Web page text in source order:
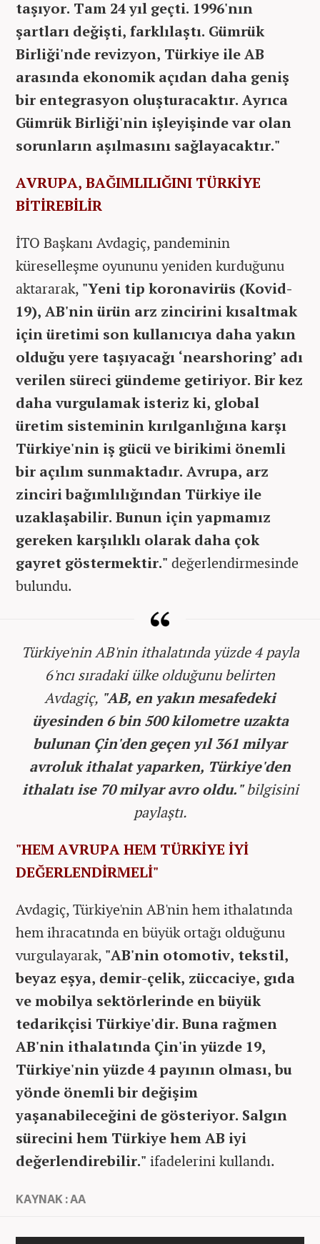
taşıyor. Tam 24 yıl geçti. 1996'nın
şartları değişti, farklılaştı. Gümrük
Birliği'nde revizyon, Türkiye ile AB
arasında ekonomik açıdan daha geniş
bir entegrasyon oluşturacaktır. Ayrıca
Gümrük Birliği'nin işleyişinde var olan
sorunların aşılmasını sağlayacaktır."
AVRUPA, BAĞIMLILIĞINI TÜRKİYE
BİTİREBİLİR
İTO Başkanı Avdagiç, pandeminin
küreselleşme oyununu yeniden kurduğunu
aktararak, "Yeni tip koronavirüs (Kovid-
19), AB'nin ürün arz zincirini kısaltmak
için üretimi son kullanıcıya daha yakın
olduğu yere taşıyacağı ‘nearshoring’ adı
verilen süreci gündeme getiriyor. Bir kez
daha vurgulamak isteriz ki, global
üretim sisteminin kırılganlığına karşı
Türkiye'nin iş gücü ve birikimi önemli
bir açılım sunmaktadır. Avrupa, arz
zinciri bağımlılığından Türkiye ile
uzaklaşabilir. Bunun için yapmamız
gereken karşılıklı olarak daha çok
gayret göstermektir." değerlendirmesinde
bulundu.
Türkiye'nin AB'nin ithalatında yüzde 4 payla
6'ncı sıradaki ülke olduğunu belirten
Avdagiç, "AB, en yakın mesafedeki
üyesinden 6 bin 500 kilometre uzakta
bulunan Çin'den geçen yıl 361 milyar
avroluk ithalat yaparken, Türkiye'den
ithalatı ise 70 milyar avro oldu."bilgisini
paylaştı.
"HEM AVRUPA HEM TÜRKİYE İYİ
DEĞERLENDİRMELİ"
Avdagiç, Türkiye'nin AB'nin hem ithalatında
hem ihracatında en büyük ortağı olduğunu
vurgulayarak, "AB'nin otomotiv, tekstil,
beyaz eşya, demir-çelik, züccaciye, gıda
ve mobilya sektörlerinde en büyük
tedarikçisi Türkiye'dir. Buna rağmen
AB'nin ithalatında Çin'in yüzde 19,
Türkiye'nin yüzde 4 payının olması, bu
yönde önemli bir değişim
yaşanabileceğini de gösteriyor. Salgın
sürecini hem Türkiye hem AB iyi
değerlendirebilir." ifadelerini kullandı.
KAYNAK : AA